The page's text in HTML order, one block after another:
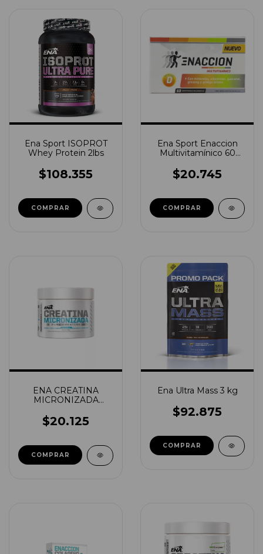
Ena Sport ISOPROT
Whey Protein 2lbs
$108.355
COMPRAR
Ena Sport Enaccion
Multivitamínico 60
$20.745
COMPRAR
ENA CREATINA
MICRONIZADA
$20.125
Ena Ultra Mass 3 kg
$92.875
COMPRAR